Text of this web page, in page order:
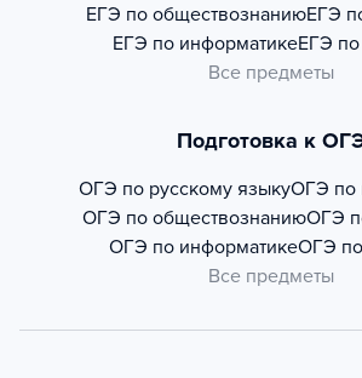
ЕГЭ по обществознаниюЕГЭ
ЕГЭ по информатикеЕГЭ
Все предметы
Подготовка к
ОГЭ по русскому языкуОГЭ по
ОГЭ по обществознаниюОГЭ
ОГЭ по информатикеОГЭ
Все предметы